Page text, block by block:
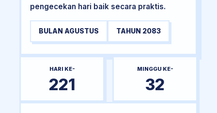
pengecekan hari baik secara praktis.
BULAN AGUSTUS TAHUN 2083
HARI KE-
221
MINGGU KE-
32